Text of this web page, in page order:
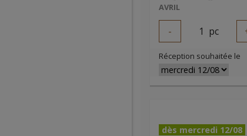
AVRIL
- 1 pc
Réception souhaitée le
dès mercredi 12/08